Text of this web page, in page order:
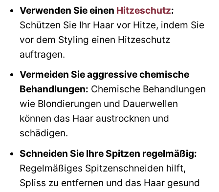
Verwenden Sie einen Hitzeschutz:
Schützen Sie Ihr Haar vor Hitze, indem Sie
vor dem Styling einen Hitzeschutz
auftragen.
Vermeiden Sie aggressive chemische
Behandlungen: Chemische Behandlungen
wie Blondierungen und Dauerwellen
können das Haar austrocknen und
schädigen.
Schneiden Sie Ihre Spitzen regelmäßig:
Regelmäßiges Spitzenschneiden hilft,
Spliss zu entfernen und das Haar gesund